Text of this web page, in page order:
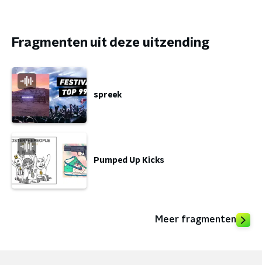
Fragmenten uit deze uitzending
spreek
Pumped Up Kicks
Meer fragmenten